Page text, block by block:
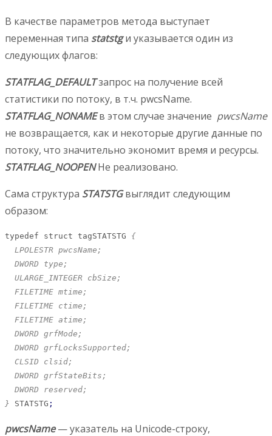
В качестве параметров метода выступает
переменная типа statstgи указывается один из
следующих флагов:
STATFLAG_DEFAULTзапрос на получение всей
статистики по потоку, в т.ч. pwcsName.
STATFLAG_NONAMEв этом случае значение pwcsName
не возвращается, как и некоторые другие данные по
потоку, что значительно экономит время и ресурсы.
STATFLAG_NOOPENНе реализовано.
Сама структура STATSTGвыглядит следующим
образом:
typedef struct tagSTATSTG {
  LPOLESTR pwcsName;
  DWORD type;
  ULARGE_INTEGER cbSize;
  FILETIME mtime;
  FILETIME ctime;
  FILETIME atime;
  DWORD grfMode;
  DWORD grfLocksSupported;
  CLSID clsid;
  DWORD grfStateBits;
  DWORD reserved;
}
STATSTG ;
pwcsName— указатель на Unicode-строку,